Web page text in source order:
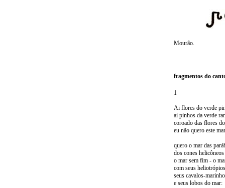
Mourão.
fragmentos do
1
Ai flores do verde
ai pinhos da verde
coroado das flores
eu não quero este
quero o mar das
dos cones
o mar sem fim - o
com seus
seus cavalos-
e seus lobos do mar: